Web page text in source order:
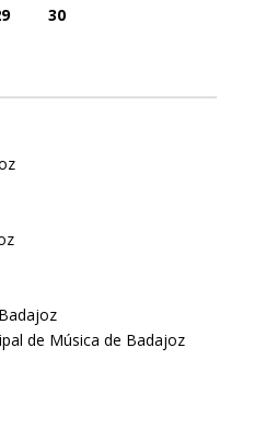
30
de Música de Badajoz